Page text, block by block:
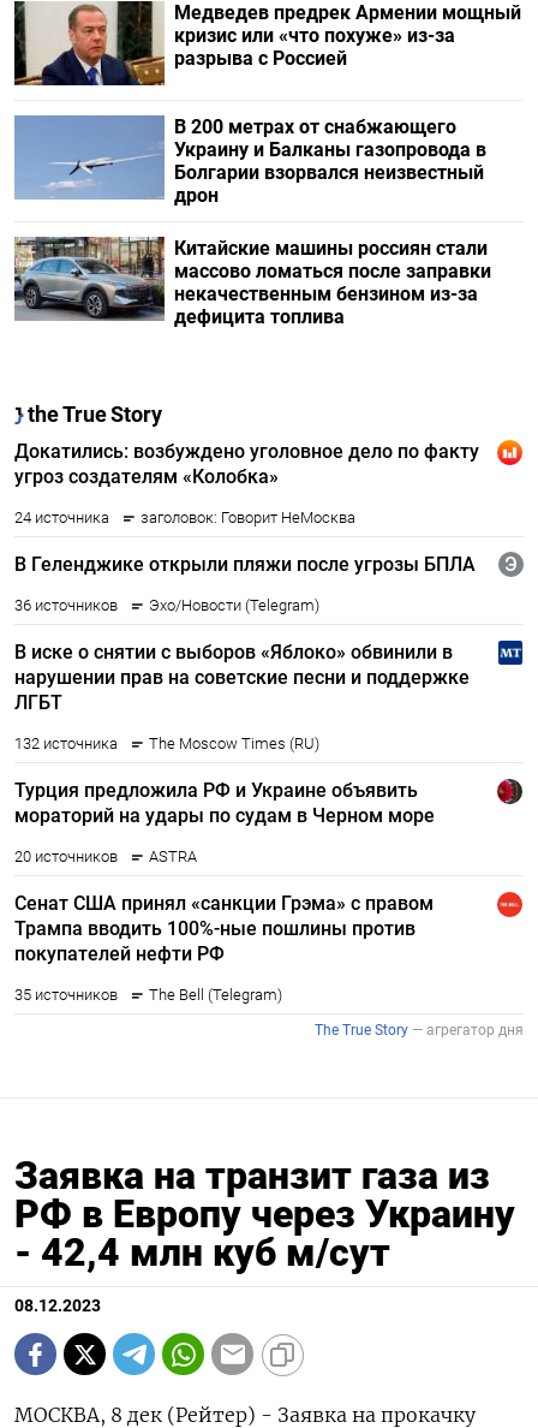
Медведев предрек Армении мощный
кризис или «что похуже» из-за
разрыва с Россией
В 200 метрах от снабжающего
Украину и Балканы газопровода в
Болгарии взорвался неизвестный
дрон
Китайские машины россиян стали
массово ломаться после заправки
некачественным бензином из-за
дефицита топлива
Заявка на транзит газа из
РФ в Европу через Украину
- 42,4 млн куб м/сут
08.12.2023
МОСКВА, 8 дек (Рейтер) - Заявка на прокачку